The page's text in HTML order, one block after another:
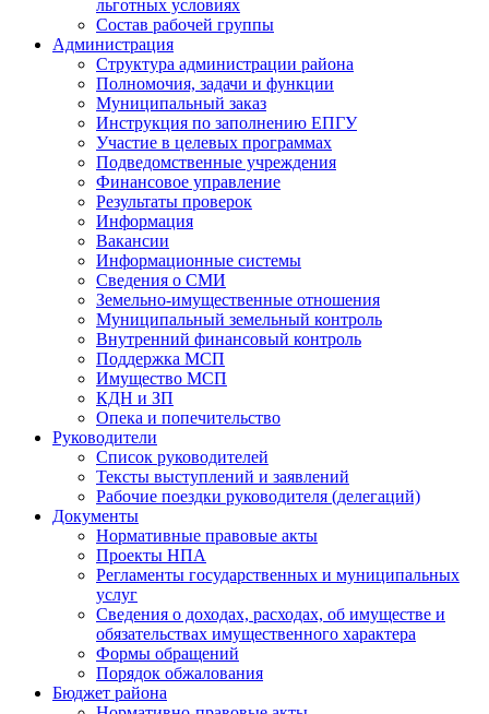
льготных условиях
Состав рабочей группы
Администрация
Структура администрации района
Полномочия, задачи и функции
Муниципальный заказ
Инструкция по заполнению ЕПГУ
Участие в целевых программах
Подведомственные учреждения
Финансовое управление
Результаты проверок
Информация
Вакансии
Информационные системы
Сведения о СМИ
Земельно-имущественные отношения
Муниципальный земельный контроль
Внутренний финансовый контроль
Поддержка МСП
Имущество МСП
КДН и ЗП
Опека и попечительство
Руководители
Список руководителей
Тексты выступлений и заявлений
Рабочие поездки руководителя (делегаций)
Документы
Нормативные правовые акты
Проекты НПА
Регламенты государственных и муниципальных
услуг
Сведения о доходах, расходах, об имуществе и
обязательствах имущественного характера
Формы обращений
Порядок обжалования
Бюджет района